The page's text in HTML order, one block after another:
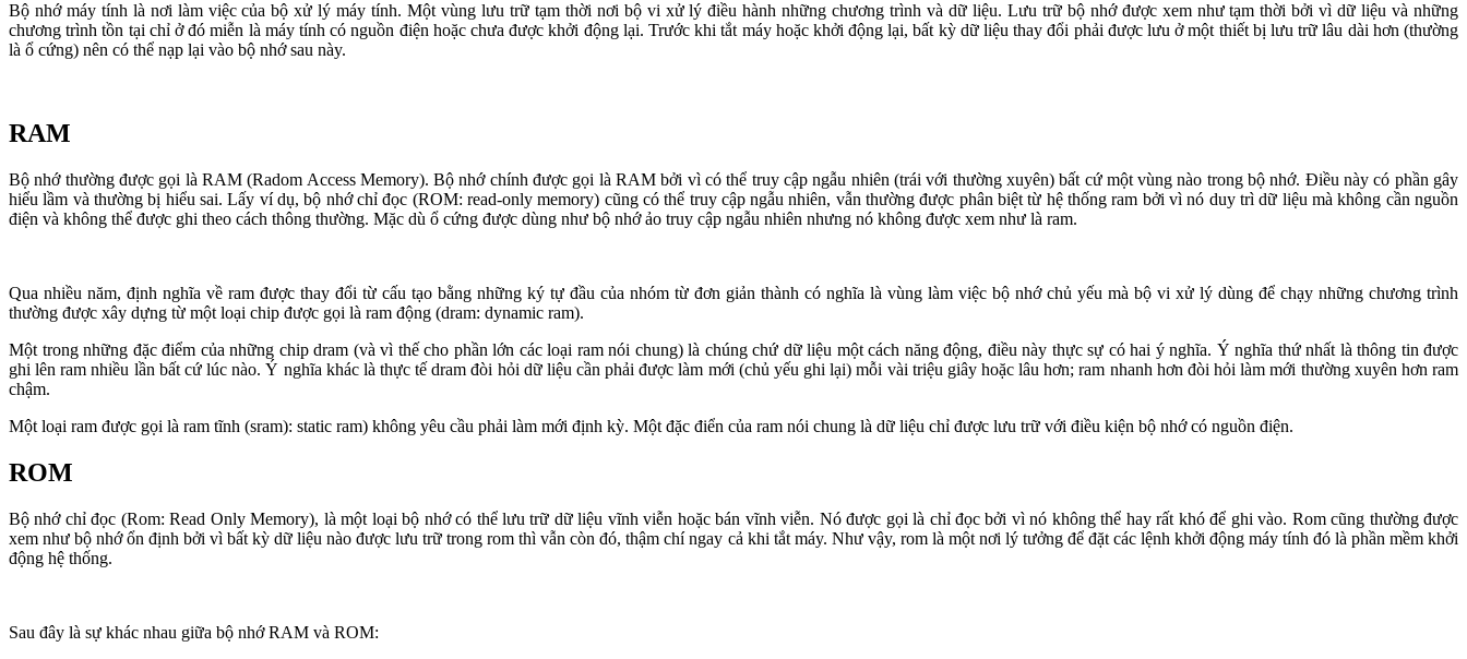
Bộ nhớ máy tính là nơi làm việc của bộ xử lý máy tính. Một vùng lưu trữ tạm thời nơi bộ vi xử lý điều hành những chương trình và dữ liệu. Lưu trữ bộ nhớ được xem như tạm thời bởi vì dữ liệu và những
chương trình tồn tại chỉ ở đó miễn là máy tính có nguồn điện hoặc chưa được khởi động lại. Trước khi tắt máy hoặc khởi động lại, bất kỳ dữ liệu thay đổi phải được lưu ở một thiết bị lưu trữ lâu dài hơn (thường
là ổ cứng) nên có thể nạp lại vào bộ nhớ sau này.
RAM
Bộ nhớ thường được gọi là RAM (Radom Access Memory). Bộ nhớ chính được gọi là RAM bởi vì có thể truy cập ngẫu nhiên (trái với thường xuyên) bất cứ một vùng nào trong bộ nhớ. Điều này có phần gây
hiểu lầm và thường bị hiểu sai. Lấy ví dụ, bộ nhớ chỉ đọc (ROM: read-only memory) cũng có thể truy cập ngẫu nhiên, vẫn thường được phân biệt từ hệ thống ram bởi vì nó duy trì dữ liệu mà không cần nguồn
điện và không thể được ghi theo cách thông thường. Mặc dù ổ cứng được dùng như bộ nhớ ảo truy cập ngẫu nhiên nhưng nó không được xem như là ram.
Qua nhiều năm, định nghĩa về ram được thay đổi từ cấu tạo bằng những ký tự đầu của nhóm từ đơn giản thành có nghĩa là vùng làm việc bộ nhớ chủ yếu mà bộ vi xử lý dùng để chạy những chương trình
thường được xây dựng từ một loại chip được gọi là ram động (dram: dynamic ram).
Một trong những đặc điểm của những chip dram (và vì thế cho phần lớn các loại ram nói chung) là chúng chứ dữ liệu một cách năng động, điều này thực sự có hai ý nghĩa. Ý nghĩa thứ nhất là thông tin được
ghi lên ram nhiều lần bất cứ lúc nào. Ý nghĩa khác là thực tế dram đòi hỏi dữ liệu cần phải được làm mới (chủ yếu ghi lại) mỗi vài triệu giây hoặc lâu hơn; ram nhanh hơn đòi hỏi làm mới thường xuyên hơn ram
chậm.
Một loại ram được gọi là ram tĩnh (sram): static ram) không yêu cầu phải làm mới định kỳ. Một đặc điển của ram nói chung là dữ liệu chỉ được lưu trữ với điều kiện bộ nhớ có nguồn điện.
ROM
Bộ nhớ chỉ đọc (Rom: Read Only Memory), là một loại bộ nhớ có thể lưu trữ dữ liệu vĩnh viễn hoặc bán vĩnh viễn. Nó được gọi là chỉ đọc bởi vì nó không thể hay rất khó để ghi vào. Rom cũng thường được
xem như bộ nhớ ổn định bởi vì bất kỳ dữ liệu nào được lưu trữ trong rom thì vẫn còn đó, thậm chí ngay cả khi tắt máy. Như vậy, rom là một nơi lý tưởng để đặt các lệnh khởi động máy tính đó là phần mềm khởi
động hệ thống.
Sau đây là sự khác nhau giữa bộ nhớ RAM và ROM: